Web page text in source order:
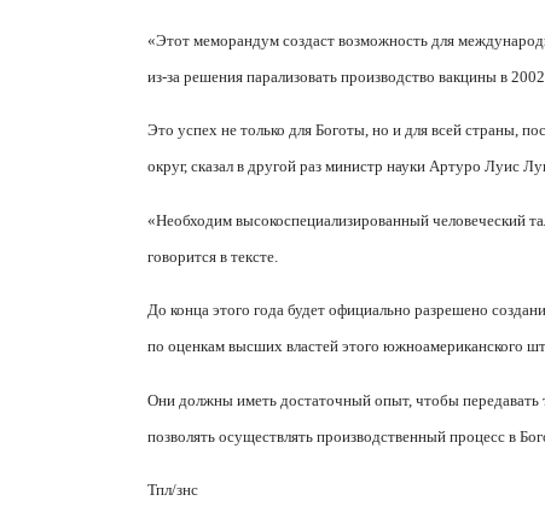
«Этот меморандум создаст возможность для
из-за решения парализовать производство вакцины в
Это успех не только для Боготы, но и для всей страны,
округ, сказал в другой раз министр науки Артуро Луис
«Необходим высокоспециализированный человеческий
говорится в тексте.
До конца этого года будет официально разрешено
по оценкам высших властей этого южноамериканского
Они должны иметь достаточный опыт, чтобы передавать
позволять осуществлять производственный процесс в
Тпл/знс